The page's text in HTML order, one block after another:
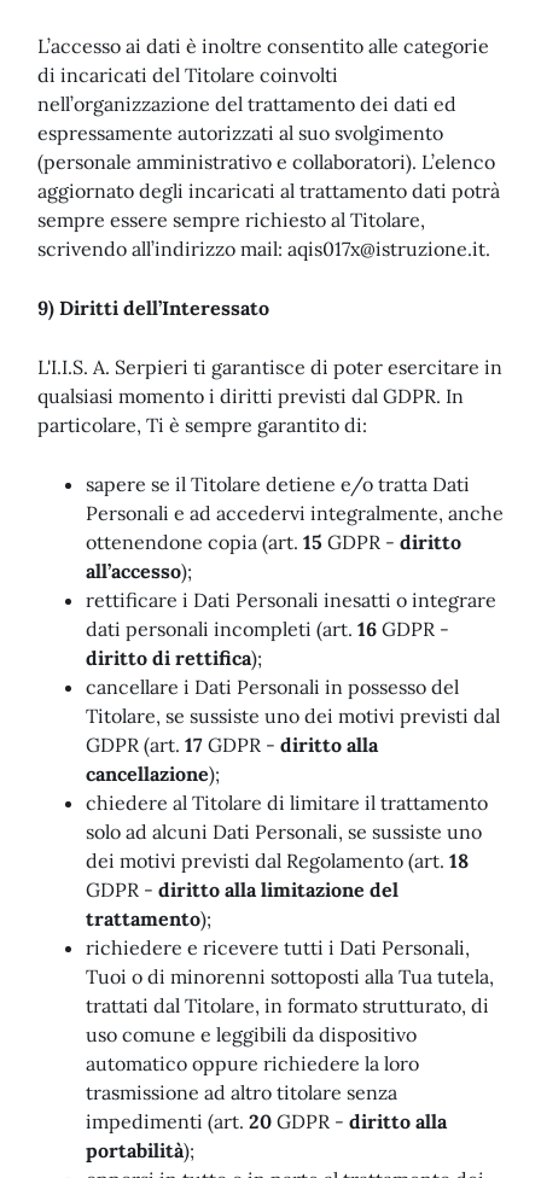
L’accesso ai dati è inoltre consentito alle categorie
di incaricati del Titolare coinvolti
nell’organizzazione del trattamento dei dati ed
espressamente autorizzati al suo svolgimento
(personale amministrativo e collaboratori). L’elenco
aggiornato degli incaricati al trattamento dati potrà
sempre essere sempre richiesto al Titolare,
scrivendo all’indirizzo mail: aqis017x@istruzione.it.
9) Diritti dell’Interessato
L'I.I.S. A. Serpieri ti garantisce di poter esercitare in
qualsiasi momento i diritti previsti dal GDPR. In
particolare, Ti è sempre garantito di:
sapere se il Titolare detiene e/o tratta Dati
Personali e ad accedervi integralmente, anche
ottenendone copia (art. 15 GDPR - diritto
all’accesso);
rettificare i Dati Personali inesatti o integrare
dati personali incompleti (art. 16 GDPR -
diritto di rettifica);
cancellare i Dati Personali in possesso del
Titolare, se sussiste uno dei motivi previsti dal
GDPR (art. 17 GDPR - diritto alla
cancellazione);
chiedere al Titolare di limitare il trattamento
solo ad alcuni Dati Personali, se sussiste uno
dei motivi previsti dal Regolamento (art. 18
GDPR - diritto alla limitazione del
trattamento);
richiedere e ricevere tutti i Dati Personali,
Tuoi o di minorenni sottoposti alla Tua tutela,
trattati dal Titolare, in formato strutturato, di
uso comune e leggibili da dispositivo
automatico oppure richiedere la loro
trasmissione ad altro titolare senza
impedimenti (art. 20 GDPR - diritto alla
portabilità);